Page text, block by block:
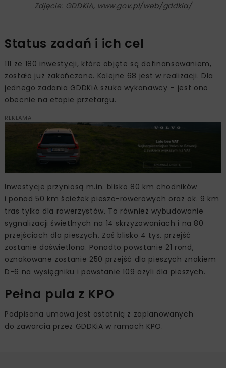
Zdjęcie: GDDKiA, www.gov.pl/web/gddkia/
Status zadań i ich cel
111 ze 180 inwestycji, które objęte są dofinansowaniem,
zostało już zakończone. Kolejne 68 jest w realizacji. Dla
jednego zadania GDDKiA szuka wykonawcy – jest ono
obecnie na etapie przetargu.
REKLAMA
Inwestycje przyniosą m.in. blisko 80 km chodników
i ponad 50 km ścieżek pieszo-rowerowych oraz ok. 9 km
tras tylko dla rowerzystów. To również wybudowanie
sygnalizacji świetlnych na 14 skrzyżowaniach i na 80
przejściach dla pieszych. Zaś blisko 4 tys. przejść
zostanie doświetlona. Ponadto powstanie 21 rond,
oznakowane zostanie 250 przejść dla pieszych znakiem
D-6 na wysięgniku i powstanie 109 azyli dla pieszych.
Pełna pula z KPO
Podpisana umowa jest ostatnią z zaplanowanych
do zawarcia przez GDDKiA w ramach KPO.